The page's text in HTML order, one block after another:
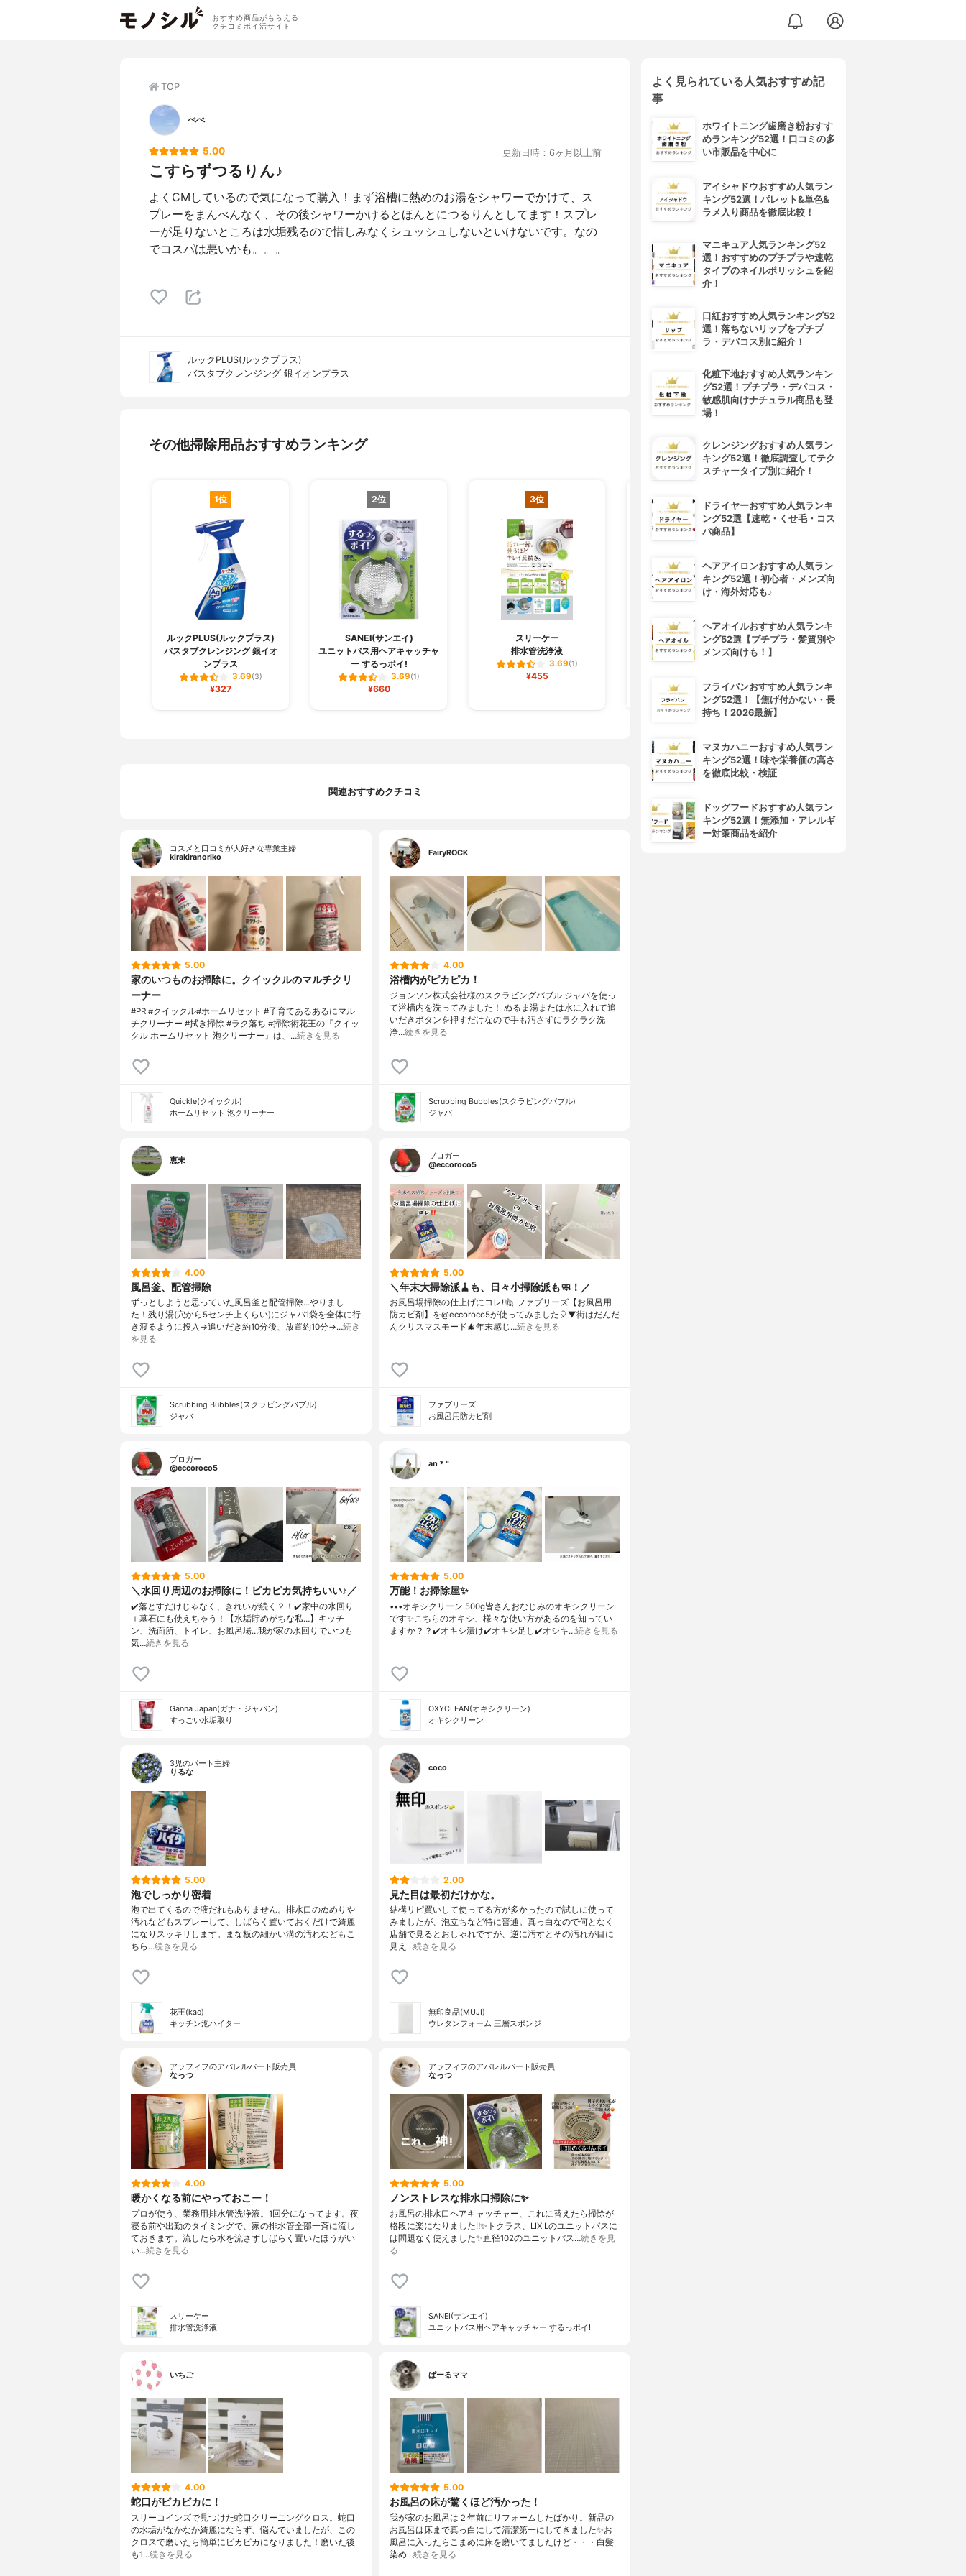
おすすめ商品がもらえる
クチコミポイ活サイト
TOP
ぺぺ
5.00 更新日時：6ヶ月以上前
こすらずつるりん♪
よくCMしているので気になって購入！まず浴槽に熱めのお湯をシャワーでかけて、ス
プレーをまんべんなく、その後シャワーかけるとほんとにつるりんとしてます！スプレ
ーが足りないところは水垢残るので惜しみなくシュッシュしないといけないです。なの
でコスパは悪いかも。。。
ルックPLUS(ルックプラス)
バスタブクレンジング 銀イオンプラス
その他掃除用品おすすめランキング
1位
ルックPLUS(ルックプラス)
バスタブクレンジング 銀イオ
ンプラス
3.69(3)
¥327
2位
SANEI(サンエイ)
ユニットバス用ヘアキャッチャ
ー するっポイ!
3.69(1)
¥660
3位
スリーケー
排水管洗浄液
3.69(1)
¥455
4位
ルックPLUS(ルックプラス)
清潔 リセット
NICHIGA(ニチガ)
関連おすすめクチコミ
コスメと口コミが大好きな専業主婦
kirakiranoriko
5.00
家のいつものお掃除に。クイックルのマルチクリ
ーナー
#PR #クイックル#ホームリセット #子育てあるあるにマル
チクリーナー #拭き掃除 #ラク落ち #掃除術花王の『クイッ
クル ホームリセット 泡クリーナー』は、…続きを見る
Quickle(クイックル)
ホームリセット 泡クリーナー
FairyROCK
4.00
浴槽内がピカピカ！
ジョンソン株式会社様のスクラビングバブル ジャバを使っ
て浴槽内を洗ってみました！ ぬるま湯または水に入れて追
いだきボタンを押すだけなので手も汚さずにラクラク洗
浄…続きを見る
Scrubbing Bubbles(スクラビングバブル)
ジャバ
恵未
4.00
風呂釜、配管掃除
ずっとしようと思っていた風呂釜と配管掃除…やりまし
た！残り湯(穴から5センチ上くらい)にジャバ1袋を全体に行
き渡るように投入→追いだき約10分後、放置約10分→…続き
を見る
Scrubbing Bubbles(スクラビングバブル)
ジャバ
ブロガー
@eccoroco5
5.00
＼年末大掃除派🧹も、日々小掃除派も🧼！／
お風呂場掃除の仕上げにコレ‼️⁡⁡⁡🙋 ファブリーズ【お風呂用
防カビ剤】を@eccoroco5が使ってみました🎈⁡⁡▼⁡⁡街はだんだ
んクリスマスモード🎄年末感じ…続きを見る
ファブリーズ
お風呂用防カビ剤
ブロガー
@eccoroco5
5.00
＼水回り周辺のお掃除に！ピカピカ気持ちいい♪／
✔️落とすだけじゃなく、きれいが続く？！✔️家中の水回り
＋墓石にも使えちゃう！【水垢貯めがちな私…】キッチ
ン、洗面所、トイレ、お風呂場…我が家の水回りでいつも
気…続きを見る
Ganna Japan(ガナ・ジャパン)
すっごい水垢取り
an＊°
5.00
万能！お掃除屋✨
•••オキシクリーン 500g皆さんおなじみのオキシクリーン
です✨こちらのオキシ、様々な使い方があるのを知ってい
ますか？？✔️オキシ漬け✔️オキシ足し✔️オシキ…続きを見る
OXYCLEAN(オキシクリーン)
オキシクリーン
3児のパート主婦
りるな
5.00
泡でしっかり密着
泡で出てくるので液だれもありません。排水口のぬめりや
汚れなどもスプレーして、しばらく置いておくだけで綺麗
になりスッキリします。まな板の細かい溝の汚れなどもこ
ちら…続きを見る
花王(kao)
キッチン泡ハイター
coco
2.00
見た目は最初だけかな。
結構リピ買いして使ってる方が多かったので試しに使って
みましたが、泡立ちなど特に普通。真っ白なので何となく
店舗で見るとおしゃれですが、逆に汚すとその汚れが目に
見え…続きを見る
無印良品(MUJI)
ウレタンフォーム 三層スポンジ
アラフィフのアパレルパート販売員
なっつ
4.00
暖かくなる前にやっておこー！
プロが使う、業務用排水管洗浄液。1回分になってます。夜
寝る前や出勤のタイミングで、家の排水管全部一斉に流し
ておきます。流したら水を流さずしばらく置いたほうがい
い…続きを見る
スリーケー
排水管洗浄液
アラフィフのアパレルパート販売員
なっつ
5.00
ノンストレスな排水口掃除に✨
お風呂の排水口ヘアキャッチャー、これに替えたら掃除が
格段に楽になりました‼️✨トクラス、LIXILのユニットバスに
は問題なく使えました✨直径102のユニットバス…続きを見
る
SANEI(サンエイ)
ユニットバス用ヘアキャッチャー するっポイ!
いちご
4.00
蛇口がピカピカに！
スリーコインズで見つけた蛇口クリーニングクロス。蛇口
の水垢がなかなか綺麗にならず、悩んでいましたが、この
クロスで磨いたら簡単にピカピカになりました！磨いた後
も1…続きを見る
ぱーるママ
5.00
お風呂の床が驚くほど汚かった！
我が家のお風呂は２年前にリフォームしたばかり。新品の
お風呂は床まで真っ白にして清潔第一にしてきました✨お
風呂に入ったらこまめに床を磨いてましたけど・・・白髪
染め…続きを見る
よく見られている人気おすすめ記
事
ホワイトニング歯磨き粉おすす
めランキング52選！口コミの多
い市販品を中心に
アイシャドウおすすめ人気ラン
キング52選！パレット&単色&
ラメ入り商品を徹底比較！
マニキュア人気ランキング52
選！おすすめのプチプラや速乾
タイプのネイルポリッシュを紹
介！
口紅おすすめ人気ランキング52
選！落ちないリップをプチプ
ラ・デパコス別に紹介！
化粧下地おすすめ人気ランキン
グ52選！プチプラ・デパコス・
敏感肌向けナチュラル商品も登
場！
クレンジングおすすめ人気ラン
キング52選！徹底調査してテク
スチャータイプ別に紹介！
ドライヤーおすすめ人気ランキ
ング52選【速乾・くせ毛・コス
パ商品】
ヘアアイロンおすすめ人気ラン
キング52選！初心者・メンズ向
け・海外対応も♪
ヘアオイルおすすめ人気ランキ
ング52選【プチプラ・髪質別や
メンズ向けも！】
フライパンおすすめ人気ランキ
ング52選！【焦げ付かない・長
持ち！2026最新】
マヌカハニーおすすめ人気ラン
キング52選！味や栄養価の高さ
を徹底比較・検証
ドッグフードおすすめ人気ラン
キング52選！無添加・アレルギ
ー対策商品を紹介